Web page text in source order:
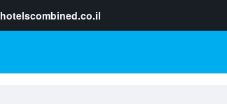
hotelscombined.co.il